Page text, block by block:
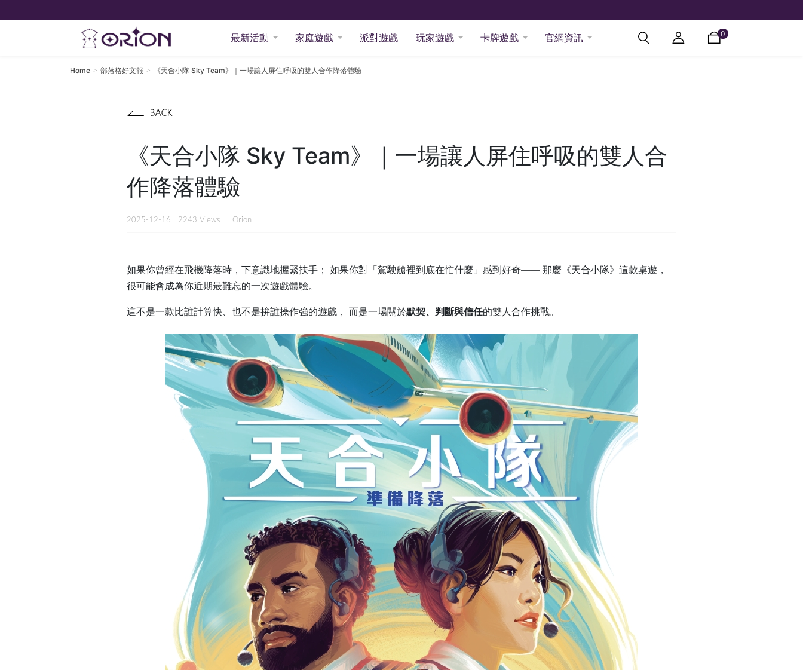
最新活動 家庭遊戲 派對遊戲 玩家遊戲 卡牌遊戲 官網資訊 0
Home 部落格好文報 《天合小隊 Sky Team》｜一場讓人屏住呼吸的雙人合作降落體驗
《天合小隊 Sky Team》｜一場讓人屏住呼吸的雙人合
作降落體驗
2025-12-16 2243 Views Orion
如果你曾經在飛機降落時，下意識地握緊扶手； 如果你對「駕駛艙裡到底在忙什麼」感到好奇—— 那麼《天合小隊》這款桌遊，
很可能會成為你近期最難忘的一次遊戲體驗。
這不是一款比誰計算快、也不是拚誰操作強的遊戲， 而是一場關於默契、判斷與信任的雙人合作挑戰。